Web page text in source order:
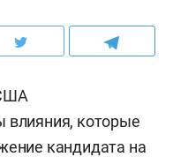
влияния, которые
кандидата на